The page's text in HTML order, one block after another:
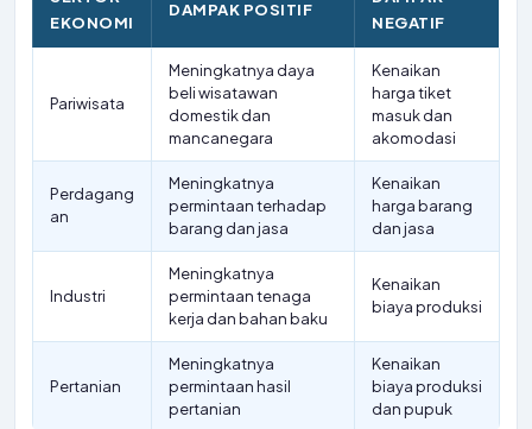
EKONOMI
DAMPAK POSITIF
NEGATIF
Pariwisata
Meningkatnya daya
beli wisatawan
domestik dan
mancanegara
Kenaikan
harga tiket
masuk dan
akomodasi
Perdagang
an
Meningkatnya
permintaan terhadap
barang dan jasa
Kenaikan
harga barang
dan jasa
Industri
Meningkatnya
permintaan tenaga
kerja dan bahan baku
Kenaikan
biaya produksi
Pertanian
Meningkatnya
permintaan hasil
pertanian
Kenaikan
biaya produksi
dan pupuk